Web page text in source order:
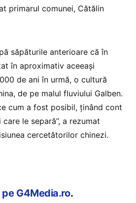
primarul comunei, Cătălin
săpăturile anterioare că în
în aproximativ aceeași
de ani în urmă, o cultură
de pe malul fluviului Galben.
cum a fost posibil, ținând cont
le separă”, a rezumat
cercetătorilor chinezi.
G4Media.ro.